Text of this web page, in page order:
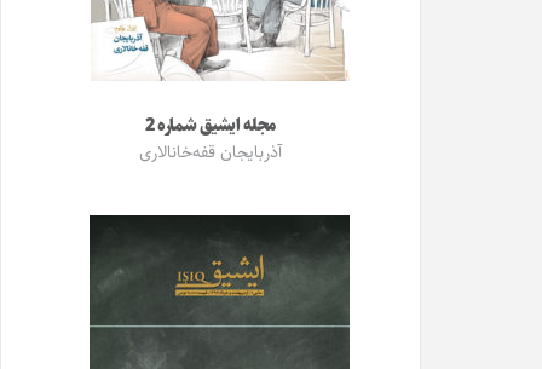
مجله ایشیق شماره 2
آذربایجان قفه‌خانالاری